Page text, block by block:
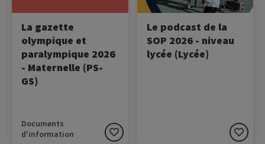
La gazette
olympique et
paralympique 2026
- Maternelle (PS-
GS)
Documents
d'information
Le podcast de la
SOP 2026 - niveau
lycée (Lycée)